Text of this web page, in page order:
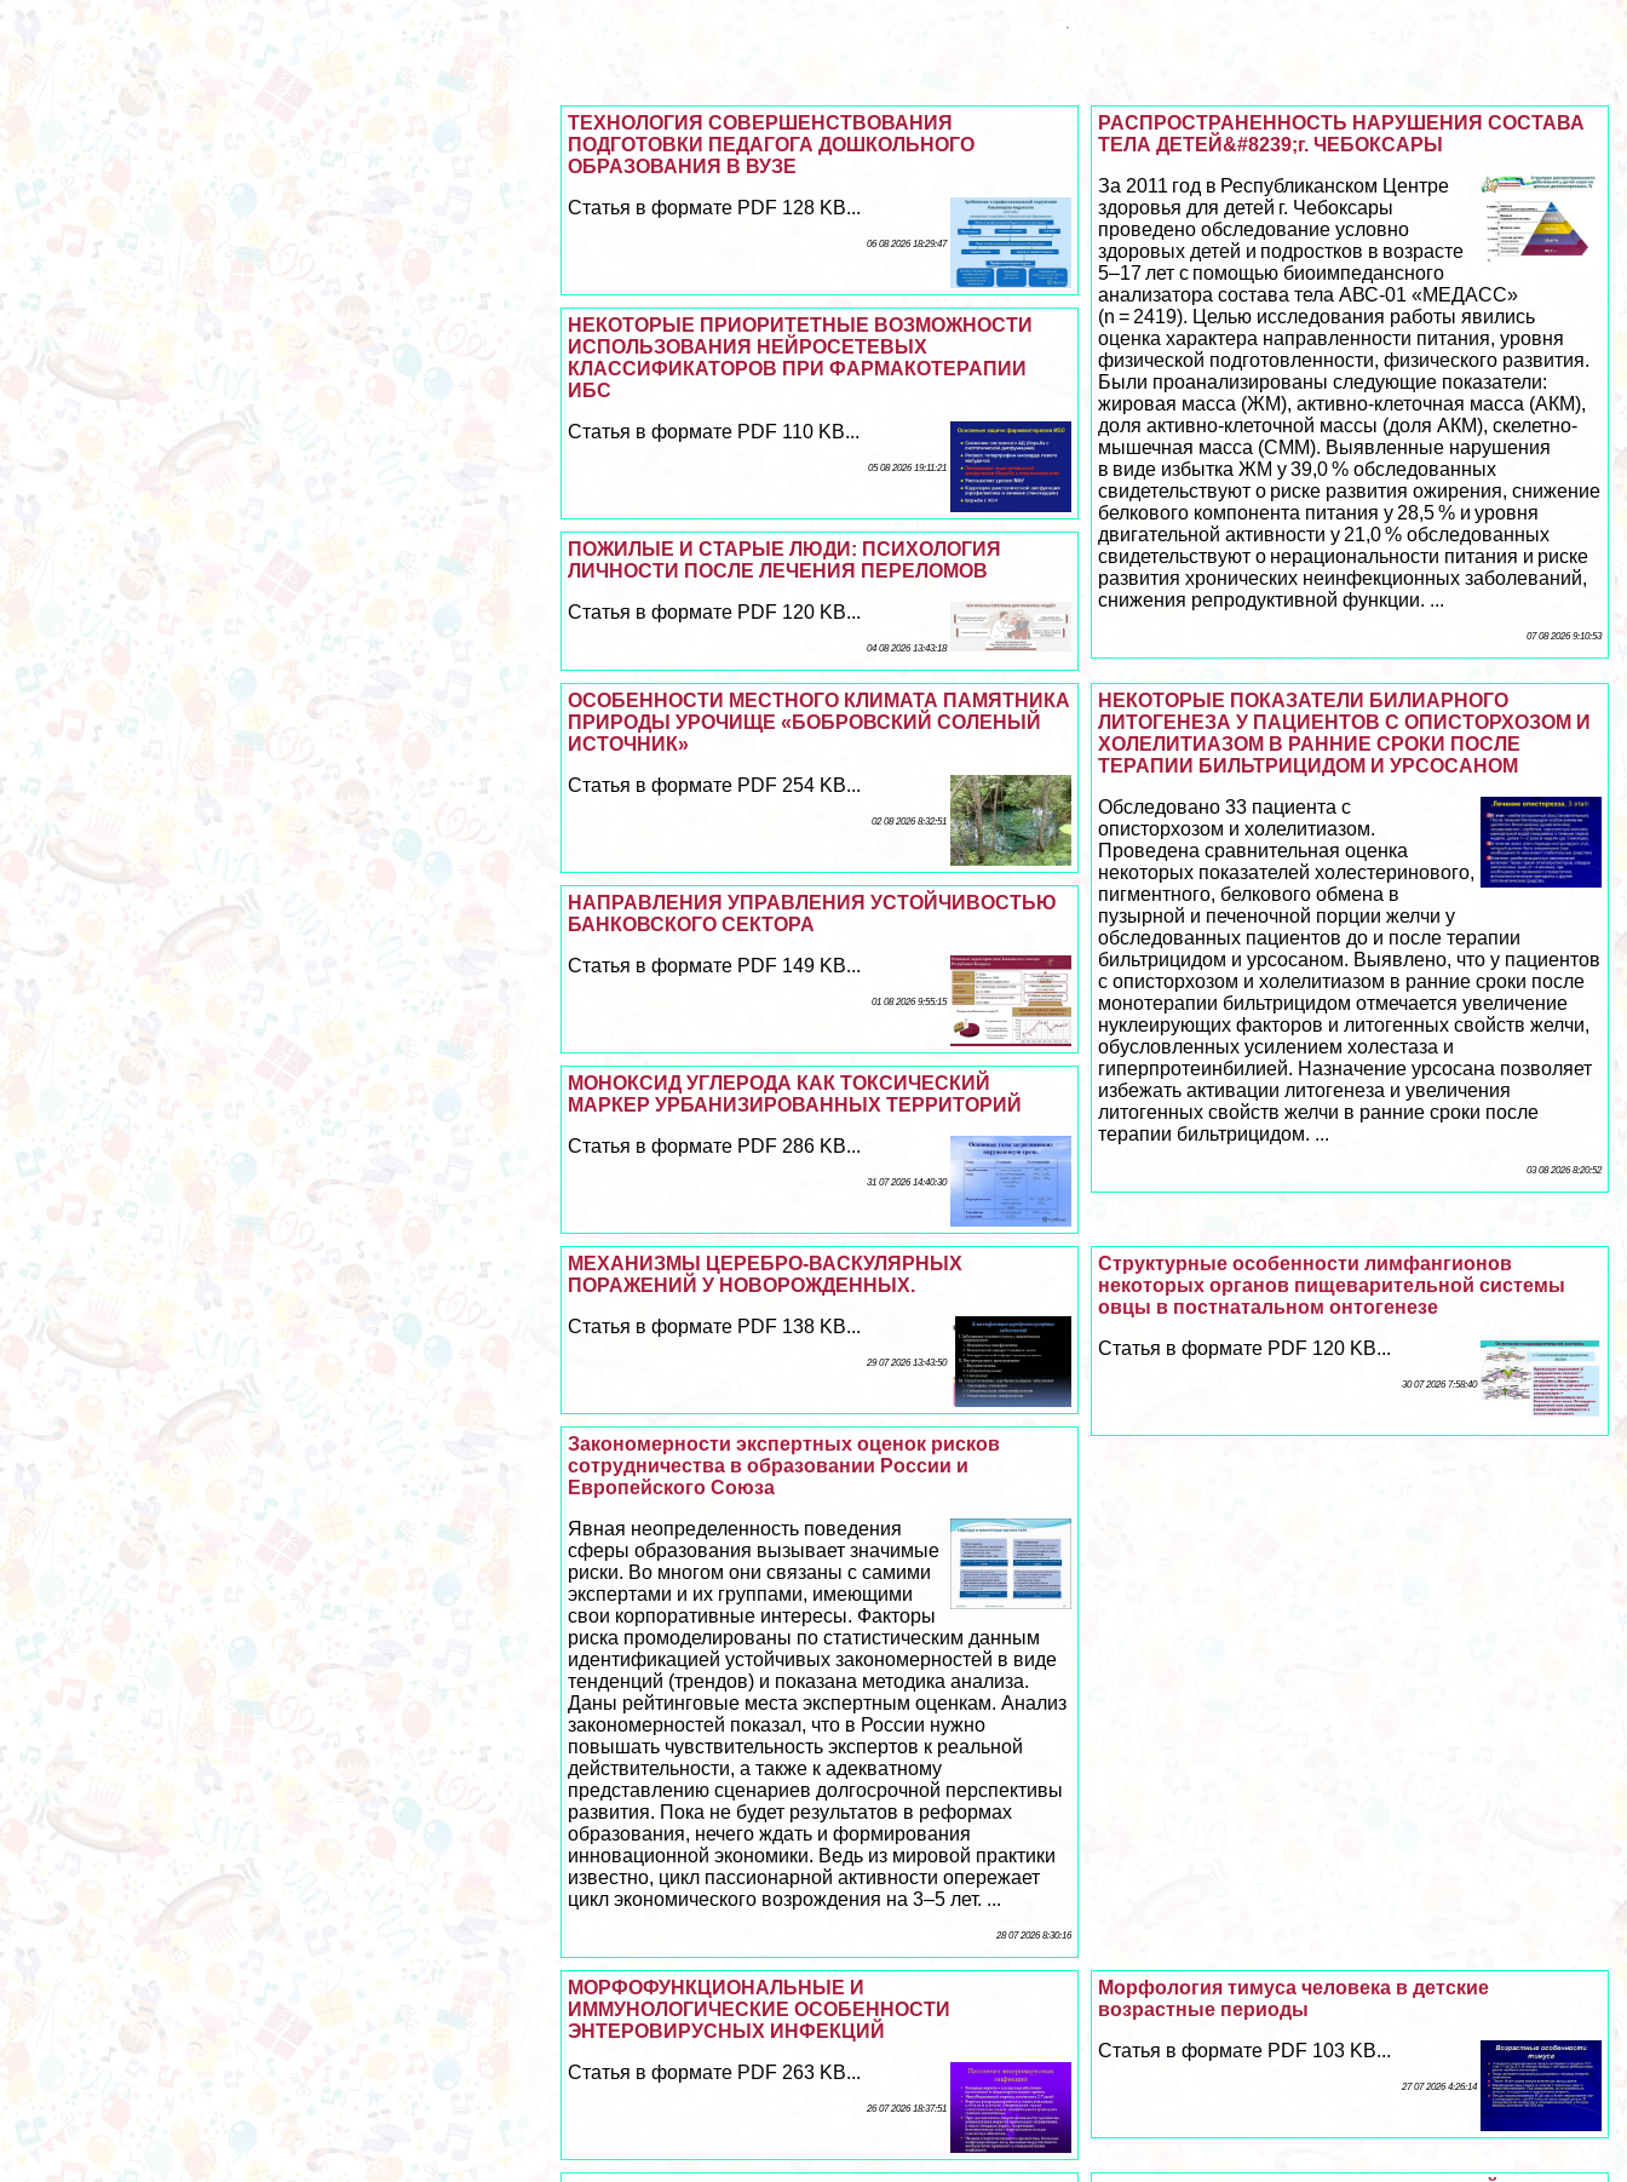
РАСПРОСТРАНЕННОСТЬ НАРУШЕНИЯ СОСТАВА
ТЕЛА ДЕТЕЙ&#8239;г. ЧЕБОКСАРЫ
За 2011 год в Республиканском Центре
здоровья для детей г. Чебоксары
проведено обследование условно
здоровых детей и подростков в возрасте
5–17 лет с помощью биоимпедансного
анализатора состава тела АВС-01 «МЕДАСС»
(n = 2419). Целью исследования работы явились
оценка хаpaктера направленности питания, уровня
физической подготовленности, физического развития.
Были проанализированы следующие показатели:
жировая масса (ЖМ), активно-клеточная масса (АКМ),
доля активно-клеточной массы (доля АКМ), скелетно-
мышечная масса (СММ). Выявленные нарушения
в виде избытка ЖМ у 39,0 % обследованных
свидетельствуют о риске развития ожирения, снижение
белкового компонента питания у 28,5 % и уровня
двигательной активности у 21,0 % обследованных
свидетельствуют о нерациональности питания и риске
развития хронических неинфекционных заболеваний,
снижения репродуктивной функции. ...
07 08 2026 9:10:53
ТЕХНОЛОГИЯ СОВЕРШЕНСТВОВАНИЯ
ПОДГОТОВКИ ПЕДАГОГА ДОШКОЛЬНОГО
ОБРАЗОВАНИЯ В ВУЗЕ
Статья в формате PDF 128 KB...
06 08 2026 18:29:47
НЕКОТОРЫЕ ПРИОРИТЕТНЫЕ ВОЗМОЖНОСТИ
ИСПОЛЬЗОВАНИЯ НЕЙРОСЕТЕВЫХ
КЛАССИФИКАТОРОВ ПРИ ФАРМАКОТЕРАПИИ
ИБС
Статья в формате PDF 110 KB...
05 08 2026 19:11:21
ПОЖИЛЫЕ И СТАРЫЕ ЛЮДИ: ПСИХОЛОГИЯ
ЛИЧНОСТИ ПОСЛЕ ЛЕЧЕНИЯ ПЕРЕЛОМОВ
Статья в формате PDF 120 KB...
04 08 2026 13:43:18
НЕКОТОРЫЕ ПОКАЗАТЕЛИ БИЛИАРНОГО
ЛИТОГЕНЕЗА У ПАЦИЕНТОВ С ОПИСТОРХОЗОМ И
ХОЛЕЛИТИАЗОМ В РАННИЕ СРОКИ ПОСЛЕ
ТЕРАПИИ БИЛЬТРИЦИДОМ И УРСОСАНОМ
Обследовано 33 пациента с
описторхозом и холелитиазом.
Проведена сравнительная оценка
некоторых показателей холестеринового,
пигментного, белкового обмена в
пузырной и печеночной порции желчи у
обследованных пациентов до и после терапии
бильтрицидом и урсосаном. Выявлено, что у пациентов
с описторхозом и холелитиазом в ранние сроки после
монотерапии бильтрицидом отмечается увеличение
нуклеирующих факторов и литогенных свойств желчи,
обусловленных усилением холестаза и
гиперпротеинбилией. Назначение урсосана позволяет
избежать активации литогенеза и увеличения
литогенных свойств желчи в ранние сроки после
терапии бильтрицидом. ...
03 08 2026 8:20:52
ОСОБЕННОСТИ МЕСТНОГО КЛИМАТА ПАМЯТНИКА
ПРИРОДЫ УРОЧИЩЕ «БОБРОВСКИЙ СОЛЕНЫЙ
ИСТОЧНИК»
Статья в формате PDF 254 KB...
02 08 2026 8:32:51
НАПРАВЛЕНИЯ УПРАВЛЕНИЯ УСТОЙЧИВОСТЬЮ
БАНКОВСКОГО СЕКТОРА
Статья в формате PDF 149 KB...
01 08 2026 9:55:15
МОНОКСИД УГЛЕРОДА КАК ТОКСИЧЕСКИЙ
МАРКЕР УРБАНИЗИРОВАННЫХ ТЕРРИТОРИЙ
Статья в формате PDF 286 KB...
31 07 2026 14:40:30
Структурные особенности лимфангионов
некоторых органов пищеварительной системы
овцы в постнатальном онтогенезе
Статья в формате PDF 120 KB...
30 07 2026 7:58:40
МЕХАНИЗМЫ ЦЕРЕБРО-ВАСКУЛЯРНЫХ
ПОРАЖЕНИЙ У НОВОРОЖДЕННЫХ.
Статья в формате PDF 138 KB...
29 07 2026 13:43:50
Закономерности экспертных оценок рисков
сотрудничества в образовании России и
Европейского Союза
Явная неопределенность поведения
сферы образования вызывает значимые
риски. Во многом они связаны с самими
экспертами и их группами, имеющими
свои корпоративные интересы. Факторы
риска промоделированы по статистическим данным
идентификацией устойчивых закономерностей в виде
тенденций (трендов) и показана методика анализа.
Даны рейтинговые места экспертным оценкам. Анализ
закономерностей показал, что в России нужно
повышать чувствительность экспертов к реальной
действительности, а также к адекватному
представлению сценариев долгосрочной перспективы
развития. Пока не будет результатов в реформах
образования, нечего ждать и формирования
инновационной экономики. Ведь из мировой пpaктики
известно, цикл пассионарной активности опережает
цикл экономического возрождения на 3–5 лет. ...
28 07 2026 8:30:16
Морфология тимуса человека в детские
возрастные периоды
Статья в формате PDF 103 KB...
27 07 2026 4:26:14
МОРФОФУНКЦИОНАЛЬНЫЕ И
ИММУНОЛОГИЧЕСКИЕ ОСОБЕННОСТИ
ЭНТЕРОВИРУСНЫХ ИНФЕКЦИЙ
Статья в формате PDF 263 KB...
26 07 2026 18:37:51